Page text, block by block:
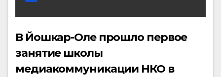
В Йошкар-Оле прошло первое
занятие школы
медиакоммуникации НКО в